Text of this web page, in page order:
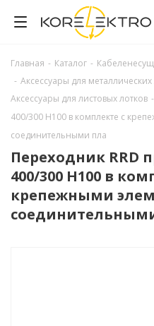
Главная - Каталог -
- Аксессуары для металлических
Аксессуары для листовых лотков -
400/300 H100 в комплекте с
соединительными пла
Переходник RRD
400/300 H100 в
крепежными